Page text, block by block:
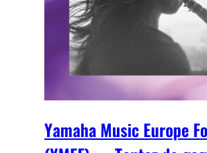
Yamaha Music Europe